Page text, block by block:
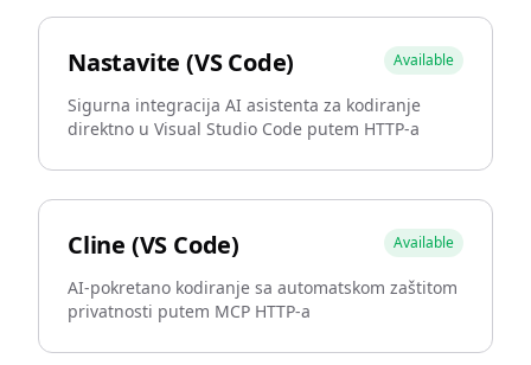
Nastavite (VS Code) Available
Sigurna integracija AI asistenta za kodiranje
direktno u Visual Studio Code putem HTTP-a
Cline (VS Code) Available
AI-pokretano kodiranje sa automatskom zaštitom
privatnosti putem MCP HTTP-a